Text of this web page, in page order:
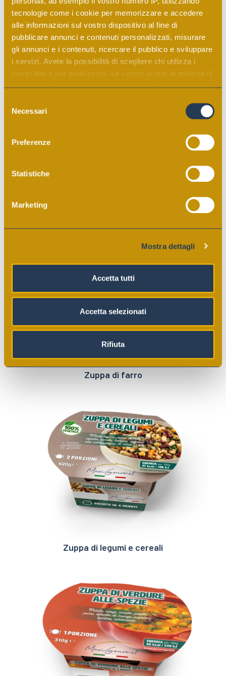
tecnologie come i cookie per memorizzare e accedere
alle informazioni sul vostro dispositivo al fine di
pubblicare annunci e contenuti personalizzati, misurare
gli annunci e i contenuti, ricercare il pubblico e sviluppare
i servizi. Avete la possibilità di scegliere chi utilizza i
vostri dati e per quali scopi. Le vostre scelte in materia di
privacy sono applicabili solo su questa proprietà digitale
modificare o revocare il proprio consenso in qualsiasi
momento dalla Dichiarazione sui cookie o facendo clic
raccogliere informazioni sulla tua posizione
geografica, con un'approssimazione di qualche
Identificare il tuo dispositivo, scansionandolo
Approfondisci come vengono elaborati i tuoi dati personali
dalla Dichiarazione sui cookie.
Utilizziamo i cookie per personalizzare contenuti ed
analizzare il nostro traffico. Condividiamo inoltre
informazioni sul modo in cui utilizza il nostro sito con i
nostri partner che si occupano di analisi dei dati web,
pubblicità e social media, i quali potrebbero combinarle
con altre informazioni che ha fornito loro o che hanno
delNecessari
Preferenze
Statistiche
Marketing
Mostra dettagli
Accetta tutti
Accetta selezionati
Rifiuta
Vellutata di ceci
Zuppa di farro
Zuppa di legumi e cereali